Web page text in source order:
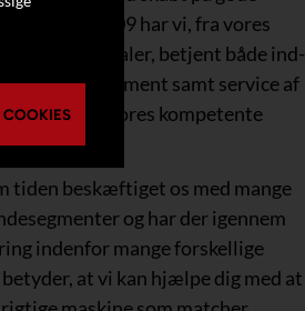
Siden 2009 har vi, fra vores
m2 store lokaler, betjent både ind-
et bredt sortiment samt service af
leveret af vores kompetente
tiden beskæftiget os med mange
og har der igennem
indenfor mange forskellige
at vi kan hjælpe dig med at
COOKIES